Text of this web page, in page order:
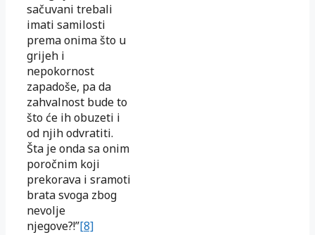
sačuvani trebali
imati samilosti
prema onima što u
grijeh i
nepokornost
zapadoše, pa da
zahvalnost bude to
što će ih obuzeti i
od njih odvratiti.
Šta je onda sa onim
poročnim koji
prekorava i sramoti
brata svoga zbog
nevolje
njegove?!”[8]